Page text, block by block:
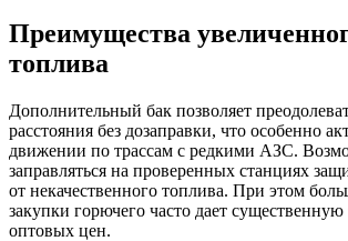
Преимущества
топлива
Дополнительный бак позволяет
расстояния без дозаправки, что особенно
движении по трассам с редкими АЗС.
заправляться на проверенных станциях
от некачественного топлива. При этом
закупки горючего часто дает
оптовых цен.